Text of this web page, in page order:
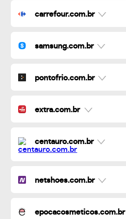
carrefour.com.br
samsung.com.br
pontofrio.com.br
extra.com.br
centauro.com.br
netshoes.com.br
epocacosmeticos.com.br